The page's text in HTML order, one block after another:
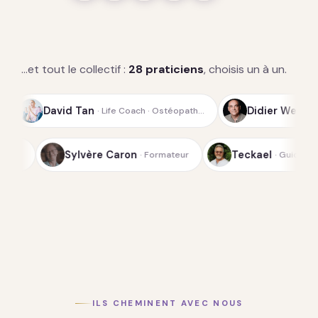
…et tout le collectif : 28 praticiens, choisis un à un.
· Life Coach · Ostéopath… Didier Weiss · Guide spirituel de
Fondateur du Laboratoi… Sylvère Caron · Formateur
ILS CHEMINENT AVEC NOUS